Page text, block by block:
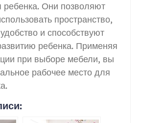
ребенка. Они позволяют
пространство,
и способствуют
ребенка. Применяя
при выборе мебели, вы
рабочее место для